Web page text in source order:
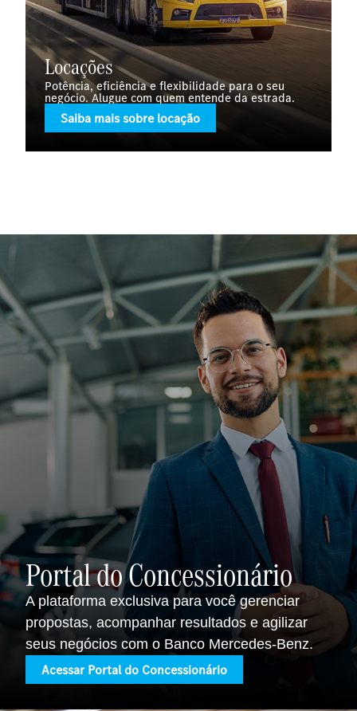
Locações
Potência, eficiência e flexibilidade para o seu
negócio. Alugue com quem entende da estrada.
Saiba mais sobre locação
Portal do Concessionário
A plataforma exclusiva para você gerenciar
propostas, acompanhar resultados e agilizar
seus negócios com o Banco Mercedes-Benz.
Acessar Portal do Concessionário